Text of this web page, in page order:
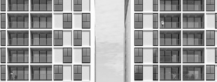
מתחם אהרונוביץ